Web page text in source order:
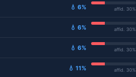
💧 6% affid. 30%
💧 6% affid. 30%
💧 6% affid. 30%
💧 11% affid. 30%